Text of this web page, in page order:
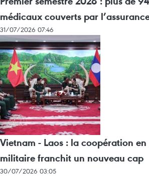
médicaux couverts par
31/07/2026 07:46
Vietnam - Laos : la coopération
militaire franchit un nouveau cap
30/07/2026 03:05